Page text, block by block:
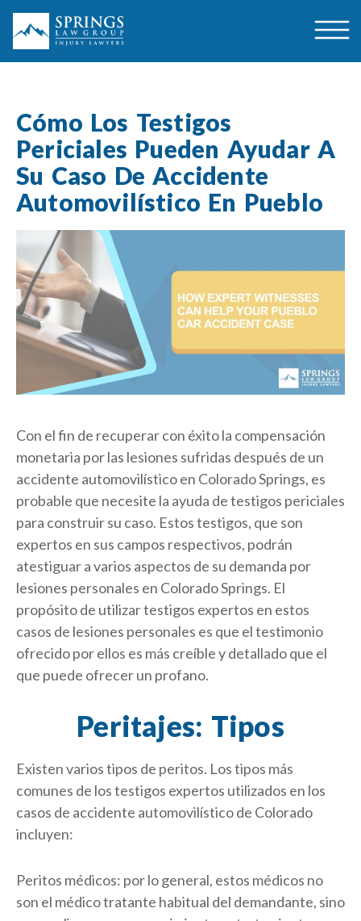
Cómo Los Testigos
Periciales Pueden Ayudar A
Su Caso De Accidente
Automovilístico En Pueblo
Con el fin de recuperar con éxito la compensación
monetaria por las lesiones sufridas después de un
accidente automovilístico en Colorado Springs, es
probable que necesite la ayuda de testigos periciales
para construir su caso. Estos testigos, que son
expertos en sus campos respectivos, podrán
atestiguar a varios aspectos de su demanda por
lesiones personales en Colorado Springs. El
propósito de utilizar testigos expertos en estos
casos de lesiones personales es que el testimonio
ofrecido por ellos es más creíble y detallado que el
que puede ofrecer un profano.
Peritajes: Tipos
Existen varios tipos de peritos. Los tipos más
comunes de los testigos expertos utilizados en los
casos de accidente automovilístico de Colorado
incluyen:
Peritos médicos: por lo general, estos médicos no
son el médico tratante habitual del demandante, sino